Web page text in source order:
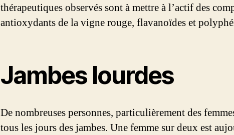
thérapeutiques observés sont à mettre à l’actif des
antioxydants de la vigne rouge, flavanoïdes et
Jambes lourdes
De nombreuses personnes, particulièrement des
tous les jours des jambes. Une femme sur deux est